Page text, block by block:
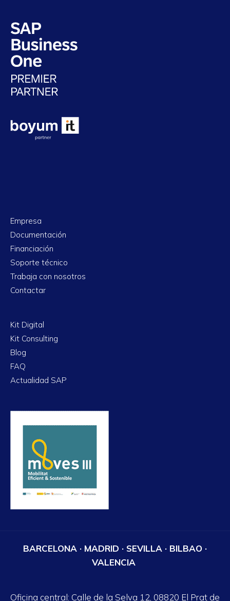
Empresa
Documentación
Financiación
Soporte técnico
Trabaja con nosotros
Contactar
Kit Digital
Kit Consulting
Blog
FAQ
Actualidad SAP
BARCELONA · MADRID · SEVILLA · BILBAO ·
VALENCIA
Oficina central: Calle de la Selva 12, 08820 El Prat de